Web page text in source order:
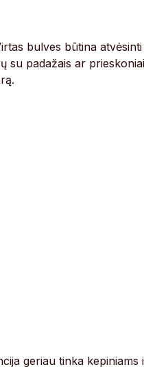
bulves būtina
su padažais ar
geriau tinka kepiniams